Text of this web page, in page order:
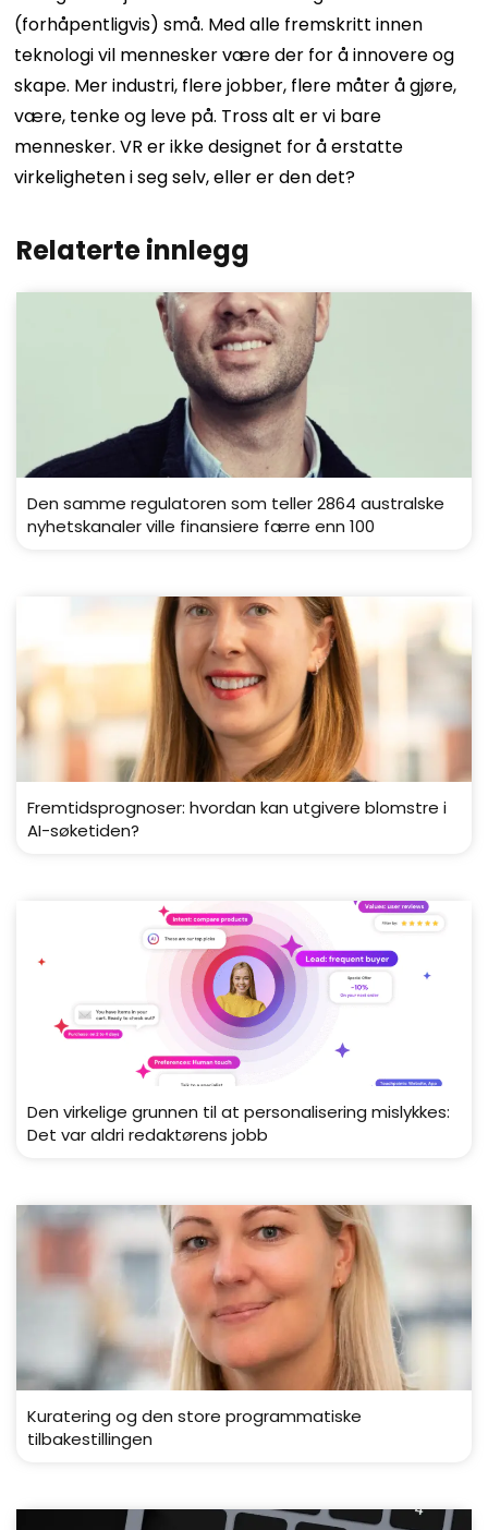
(forhåpentligvis) små. Med alle fremskritt innen
teknologi vil mennesker være der for å innovere og
skape. Mer industri, flere jobber, flere måter å gjøre,
være, tenke og leve på. Tross alt er vi bare
mennesker. VR er ikke designet for å erstatte
virkeligheten i seg selv, eller er den det?
Relaterte innlegg
Den samme regulatoren som teller 2864 australske
nyhetskanaler ville finansiere færre enn 100
Fremtidsprognoser: hvordan kan utgivere blomstre i
AI-søketiden?
Den virkelige grunnen til at personalisering mislykkes:
Det var aldri redaktørens jobb
Kuratering og den store programmatiske
tilbakestillingen